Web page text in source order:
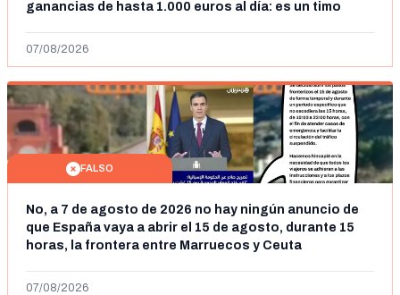
ganancias de hasta 1.000 euros al día: es un timo
07/08/2026
FALSO
No, a 7 de agosto de 2026 no hay ningún anuncio de
que España vaya a abrir el 15 de agosto, durante 15
horas, la frontera entre Marruecos y Ceuta
07/08/2026